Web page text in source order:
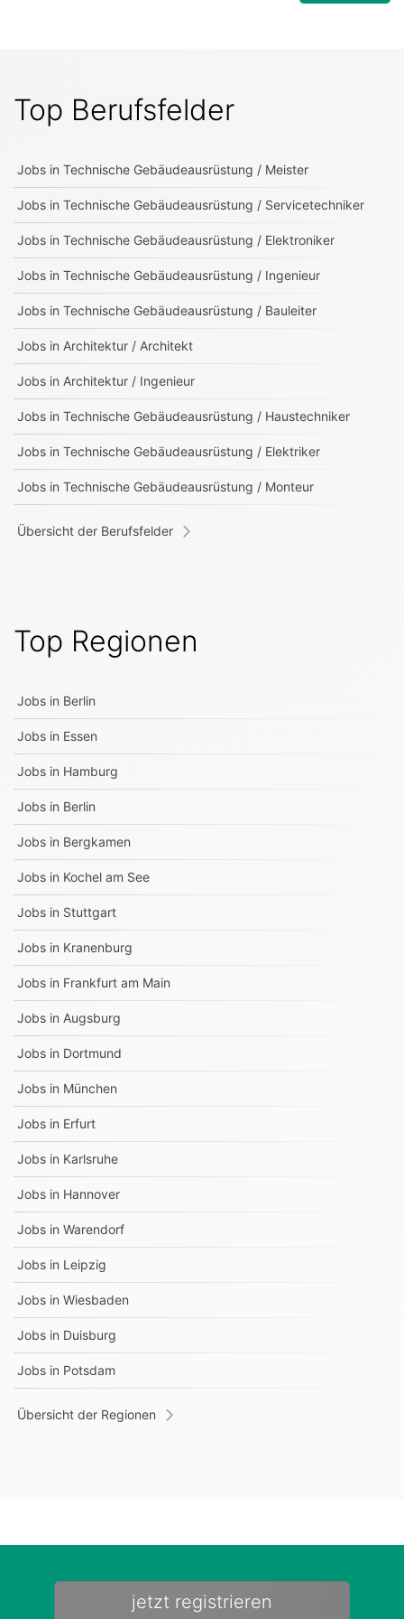
Top Berufsfelder
Jobs in Technische Gebäudeausrüstung / Meister
Jobs in Technische Gebäudeausrüstung / Servicetechniker
Jobs in Technische Gebäudeausrüstung / Elektroniker
Jobs in Technische Gebäudeausrüstung / Ingenieur
Jobs in Technische Gebäudeausrüstung / Bauleiter
Jobs in Architektur / Architekt
Jobs in Architektur / Ingenieur
Jobs in Technische Gebäudeausrüstung / Haustechniker
Jobs in Technische Gebäudeausrüstung / Elektriker
Jobs in Technische Gebäudeausrüstung / Monteur
Übersicht der Berufsfelder
Top Regionen
Jobs in Berlin
Jobs in Essen
Jobs in Hamburg
Jobs in Berlin
Jobs in Bergkamen
Jobs in Kochel am See
Jobs in Stuttgart
Jobs in Kranenburg
Jobs in Frankfurt am Main
Jobs in Augsburg
Jobs in Dortmund
Jobs in München
Jobs in Erfurt
Jobs in Karlsruhe
Jobs in Hannover
Jobs in Warendorf
Jobs in Leipzig
Jobs in Wiesbaden
Jobs in Duisburg
Jobs in Potsdam
Übersicht der Regionen
jetzt registrieren